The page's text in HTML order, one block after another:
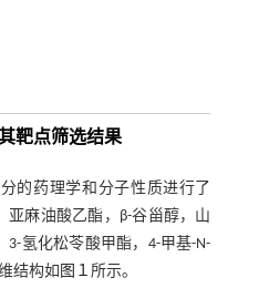
靶点筛选结果
的药理学和分子性质进行了
亚麻油酸乙酯，β-谷甾醇，山
3-氢化松苓酸甲酯，4-甲基-N-
结构如 图１ 所示。